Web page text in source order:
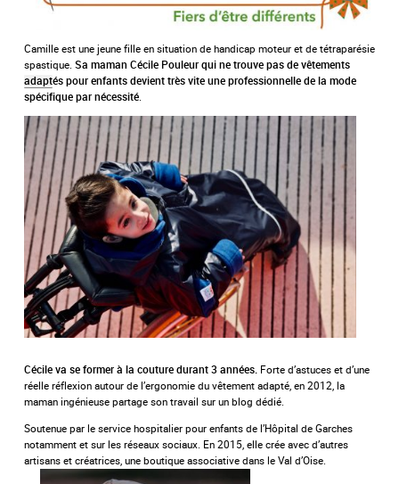
Camille est une jeune fille en situation de handicap moteur et de tétraparésie
spastique. Sa maman Cécile Pouleur qui ne trouve pas de vêtements
adaptés pour enfants devient très vite une professionnelle de la mode
spécifique par nécessité.
Cécile va se former à la couture durant 3 années. Forte d’astuces et d’une
réelle réflexion autour de l’ergonomie du vêtement adapté, en 2012, la
maman ingénieuse partage son travail sur un blog dédié.
Soutenue par le service hospitalier pour enfants de l’Hôpital de Garches
notamment et sur les réseaux sociaux. En 2015, elle crée avec d’autres
artisans et créatrices, une boutique associative dans le Val d’Oise.